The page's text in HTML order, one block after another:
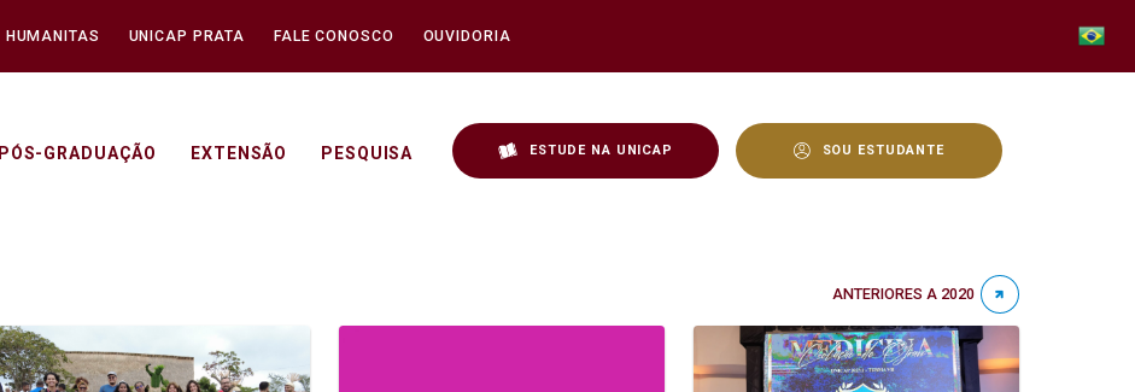
HUMANITAS UNICAP PRATA FALE CONOSCO OUVIDORIA
PÓS-GRADUAÇÃO EXTENSÃO PESQUISA ESTUDE NA UNICAP SOU ESTUDANTE
ANTERIORES A 2020